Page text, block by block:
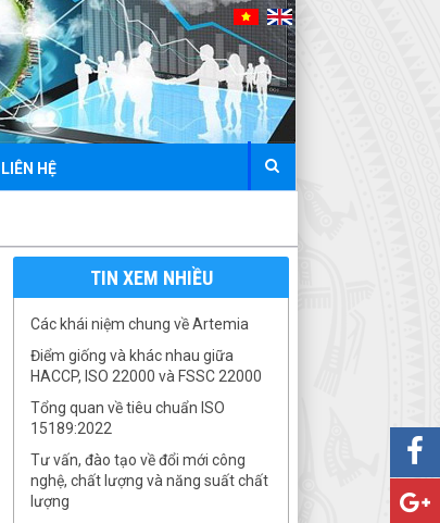
LIÊN HỆ
TIN XEM NHIỀU
Các khái niệm chung về Artemia
Điểm giống và khác nhau giữa
HACCP, ISO 22000 và FSSC 22000
Tổng quan về tiêu chuẩn ISO
15189:2022
Tư vấn, đào tạo về đổi mới công
nghệ, chất lượng và năng suất chất
lượng